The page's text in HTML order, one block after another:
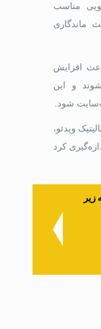
مناسب
ماندگاری
افزایش
و این
شود.
ویدئو،
کرد